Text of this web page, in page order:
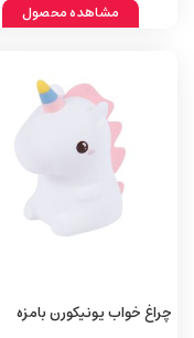
مشاهده محصول
چراغ خواب یونیکورن بامزه